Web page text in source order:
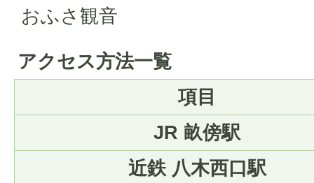
おふさ観音
アクセス方法一覧
項目
JR 畝傍駅
近鉄 八木西口駅